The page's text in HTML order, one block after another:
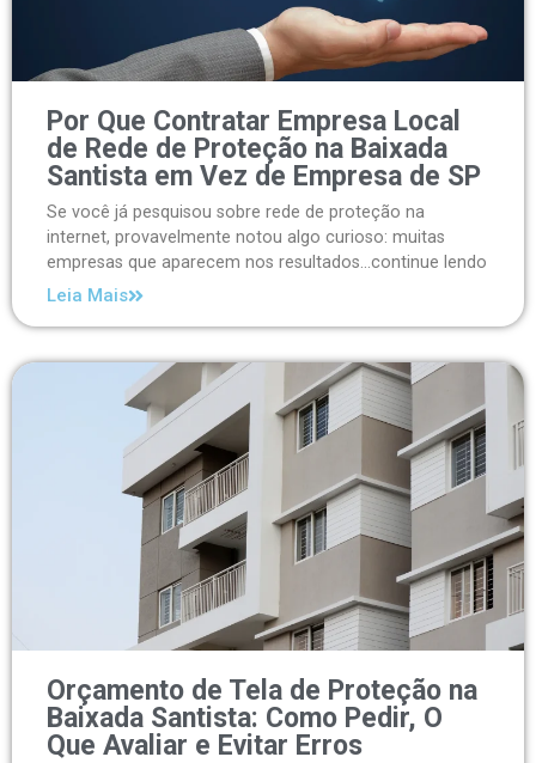
Por Que Contratar Empresa Local
de Rede de Proteção na Baixada
Santista em Vez de Empresa de SP
Se você já pesquisou sobre rede de proteção na
internet, provavelmente notou algo curioso: muitas
empresas que aparecem nos resultados...continue lendo
Leia Mais
Orçamento de Tela de Proteção na
Baixada Santista: Como Pedir, O
Que Avaliar e Evitar Erros